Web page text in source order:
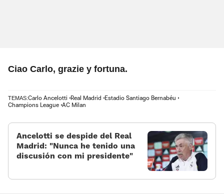
Ciao Carlo, grazie y fortuna.
TEMAS:Carlo Ancelotti Real Madrid
Estadio Santiago Bernabéu
Champions League AC Milan
Ancelotti se despide del Real
Madrid: «Nunca he tenido una
discusión con mi presidente»